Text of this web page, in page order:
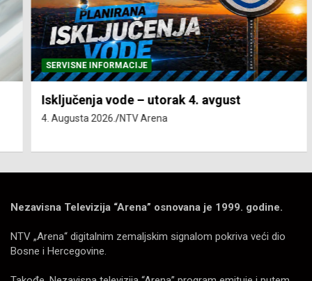
SERVISNE INFORMACIJE
Isključenja vode – utorak 4. avgust
4. Augusta 2026. NTV Arena
Nezavisna Televizija “Arena” osnovana je 1999. godine.
NTV „Arena“ digitalnim zemaljskim signalom pokriva veći dio
Bosne i Hercegovine.